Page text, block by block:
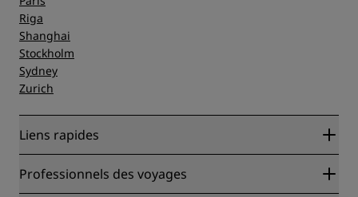
Riga
Shanghai
Stockholm
Sydney
Zurich
Liens rapides
Radisson Rewards
Professionnels des voyages